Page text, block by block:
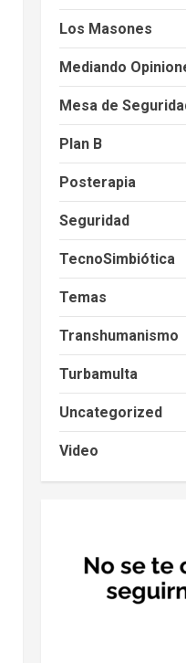
Los Masones
Mediando
Mesa de
Plan B
Posterapia
Seguridad
TecnoSimbiótica
Temas
Transhumanismo
Turbamulta
Uncategorized
Video